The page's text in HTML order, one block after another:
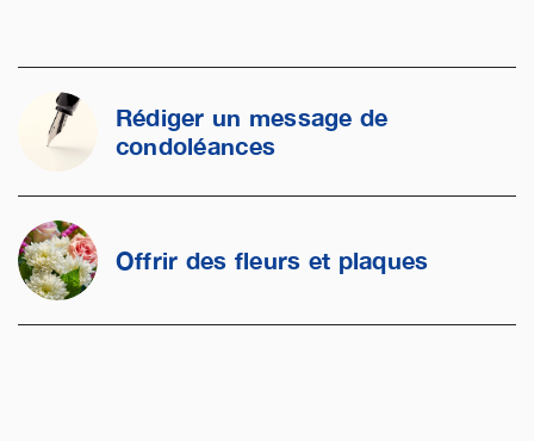
Rédiger un message de
condoléances
Offrir des fleurs et plaques